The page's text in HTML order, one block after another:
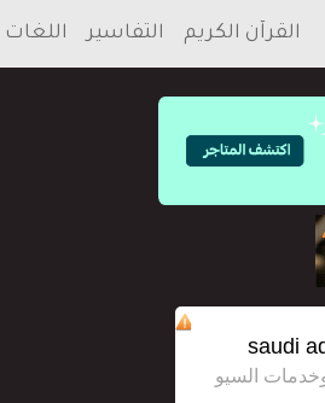
القرآن الكريم التفاسير اللغات